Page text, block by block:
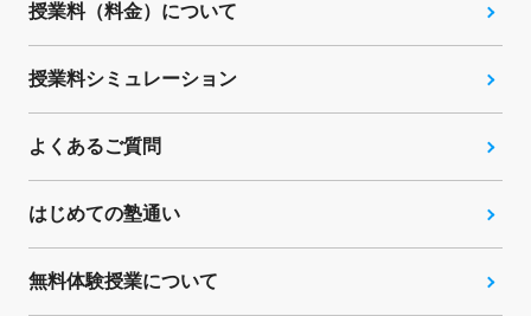
授業料（料金）について
授業料シミュレーション
よくあるご質問
はじめての塾通い
無料体験授業について